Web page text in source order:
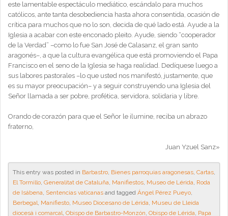
este lamentable espectáculo mediático, escándalo para muchos
católicos, ante tanta desobediencia hasta ahora consentida, ocasión de
crítica para muchos que no lo son, decida de qué lado está. Ayude a la
Iglesia a acabar con este enconado pleito. Ayude, siendo “cooperador
de la Verdad” –como lo fue San José de Calasanz, el gran santo
aragonés–, a que la cultura evangélica que está promoviendo el Papa
Francisco en el seno de la Iglesia se haga realidad. Dedíquese luego a
sus labores pastorales –lo que usted nos manifestó, justamente, que
es su mayor preocupación– y a seguir construyendo una Iglesia del
Señor llamada a ser pobre, profética, servidora, solidaria y libre.
Orando de corazón para que el Señor le ilumine, reciba un abrazo
fraterno,
Juan Yzuel Sanz»
This entry was posted in Barbastro, Bienes parroquias aragonesas, Cartas,
El Tormillo, Generalitat de Cataluña, Manifiestos, Museo de Lérida, Roda
de Isábena, Sentencias vaticanas and tagged Ángel Pérez Pueyo,
Berbegal, Manifiesto, Museo Diocesano de Lérida, Museu de Lleida
diocesà i comarcal, Obispo de Barbastro-Monzón, Obispo de Lérida, Papa